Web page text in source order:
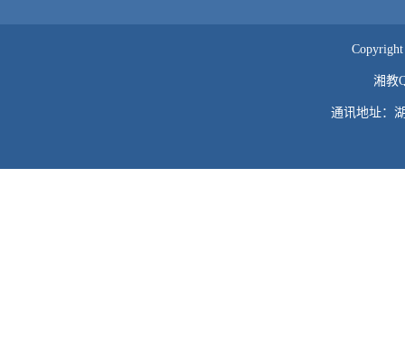
湘教
通讯地址：